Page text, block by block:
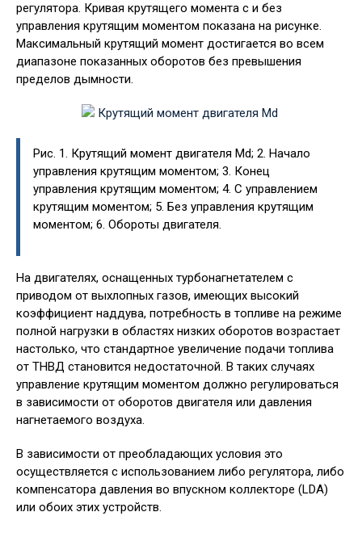
регулятора. Кривая крутящего момента с и без
управления крутящим моментом показана на рисунке.
Максимальный крутящий момент достигается во всем
диапазоне показанных оборотов без превышения
пределов дымности.
Рис. 1. Крутящий момент двигателя Md; 2. Начало
управления крутящим моментом; 3. Конец
управления крутящим моментом; 4. С управлением
крутящим моментом; 5. Без управления крутящим
моментом; 6. Обороты двигателя.
На двигателях, оснащенных турбонагнетателем с
приводом от выхлопных газов, имеющих высокий
коэффициент наддува, потребность в топливе на режиме
полной нагрузки в областях низких оборотов возрастает
настолько, что стандартное увеличение подачи топлива
от ТНВД становится недостаточной. В таких случаях
управление крутящим моментом должно регулироваться
в зависимости от оборотов двигателя или давления
нагнетаемого воздуха.
В зависимости от преобладающих условия это
осуществляется с использованием либо регулятора, либо
компенсатора давления во впускном коллекторе (LDA)
или обоих этих устройств.